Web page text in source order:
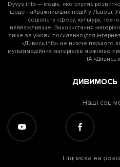
Dyvys.info — медіа, яке сприяє
щодо найважливіших подій у Львові,
соціальну сферу, культуру,
найважливіше. Використання
лише за умови посилання (для
«Дивись.info» не нижче першого
мультимедійних матеріалів можливе
ІА
ДИВИМОСЬ
Наші соц
Підписка на